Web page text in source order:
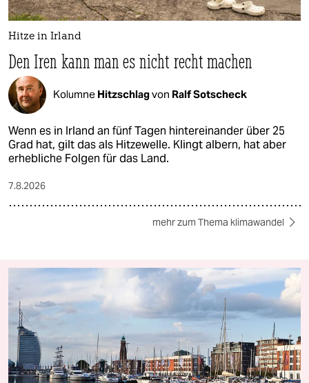
Hitze in Irland
Den Iren kann man es nicht recht machen
Kolumne Hitzschlagvon Ralf Sotscheck
Wenn es in Irland an fünf Tagen hintereinander über 25
Grad hat, gilt das als Hitzewelle. Klingt albern, hat aber
erhebliche Folgen für das Land.
7.8.2026
mehr zum Thema klimawandel